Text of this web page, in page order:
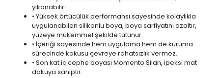
yıkanabilir.
• Yüksek örtücülük performansı sayesinde kolaylıkla
uygulanabilen silikonlu boya, boya sarfiyatını azaltır,
yüzeye mükemmel şekilde tutunur.
• İçeriği sayesinde hem uygulama hem de kuruma
sürecinde kokusu çevreye rahatsızlık vermez.
• Son kat iç cephe boyası Momento Silan, ipeksi mat
dokuya sahiptir.